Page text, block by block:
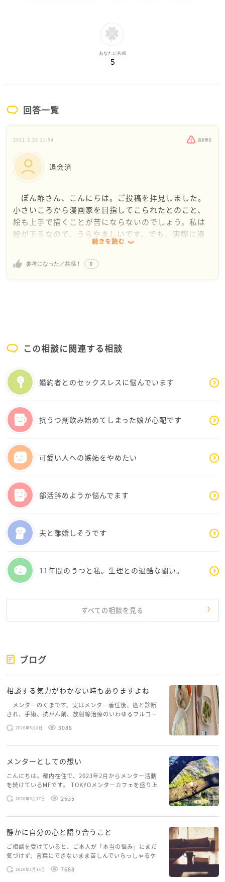
あなたに共感
5
回答一覧
2021.3.26 11:54 違反報告
退会済
ぽん酢さん、こんにちは。ご投稿を拝見しました。
小さいころから漫画家を目指してこられたとのこと、
絵も上手で描くことが苦にならないのでしょう。私は
絵が下手なので、うらやましいです。でも、実際に漫
画家として成功するのは、ほんの一握りの方だけです
ね。
今までご自分の漫画を見せたのは、お友だちだけで
しょうか。例えば、雑誌の大賞に応募したり、編集部
いいよ」と言ってしまうでしょう。ですので、本当に
プロの漫画家になろうと思ったら、プロの批評は受け
はきっと厳しいでしょうね。今、活躍されている漫画
家さんも「編集者の意見が厳しかった」とか、「原稿
です。それを思うと、気持ちも萎えてしまいます。私も
積極的ではないので、ぽん酢さんの立場だったら尻込
今は漫画を描いて生活していきたいと思っても、そ
い気持ちなのでしょうか。でも、インターネットやコ
ミックマーケットなどの場で、自分の創作を発表して
いる方は、たくさんいます。漫画がお好きなら、今は
休んで、また描きたくなったら描いて、少しずつ発表
してはどうでしょうか。
発表して、さまざまなリアクションを受けると、やり
がいも出てくるのではないでしょうか。そのために
も、休んでいる間に漫画から離れて、「これだったら
おもしろそう」「描いたらいいんじゃないかな」とい
たくなる時が来るのを、待ってみるのもいいと思いま
す。
続きを読む
参考になった／共感！ 0
この相談に関連する相談
婚約者とのセックスレスに悩んでいます
抗うつ剤飲み始めてしまった娘が心配です
可愛い人への嫉妬をやめたい
部活辞めようか悩んでます
夫と離婚しそうです
11年間のうつと私。生理との過酷な闘い。
すべての相談を見る
ブログ
相談する気力がわかない時もありますよね
メンターのくまです。実はメンター着任後、癌と診断
され、手術、抗がん剤、放射線治療のいわゆるフルコー
スを体験していて、しばらくメンターカフェに来られて
いませんでした。体力だけでなく、気力も落ちパソコン
2026年5月8日 3088
メンターとしての想い
こんにちは。都内在住で、2023年2月からメンター活動
を続けているMFです。 TOKYOメンターカフェを盛り上
げたいという想いから、勇気を出して初めてブログを投
稿してみようと思います。少し自分のことを書いてみま
2026年3月17日 2635
静かに自分の心と語り合うこと
ご相談を受けていると、ご本人が「本当の悩み」にまだ
気づけず、言葉にできないまま苦しんでいらっしゃるケ
ースがありますお悩みというのは、心の深いところ（深
層心理）に触れることで、まったく違う角度から解決の
2026年1月14日 7688